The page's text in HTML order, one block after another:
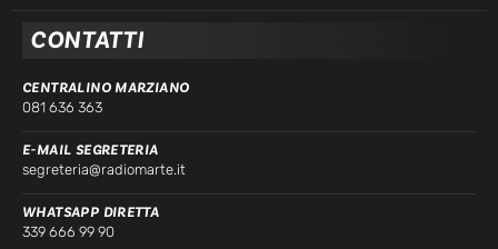
CONTATTI
CENTRALINO MARZIANO
081 636 363
E-MAIL SEGRETERIA
segreteria@radiomarte.it
WHATSAPP DIRETTA
339 666 99 90